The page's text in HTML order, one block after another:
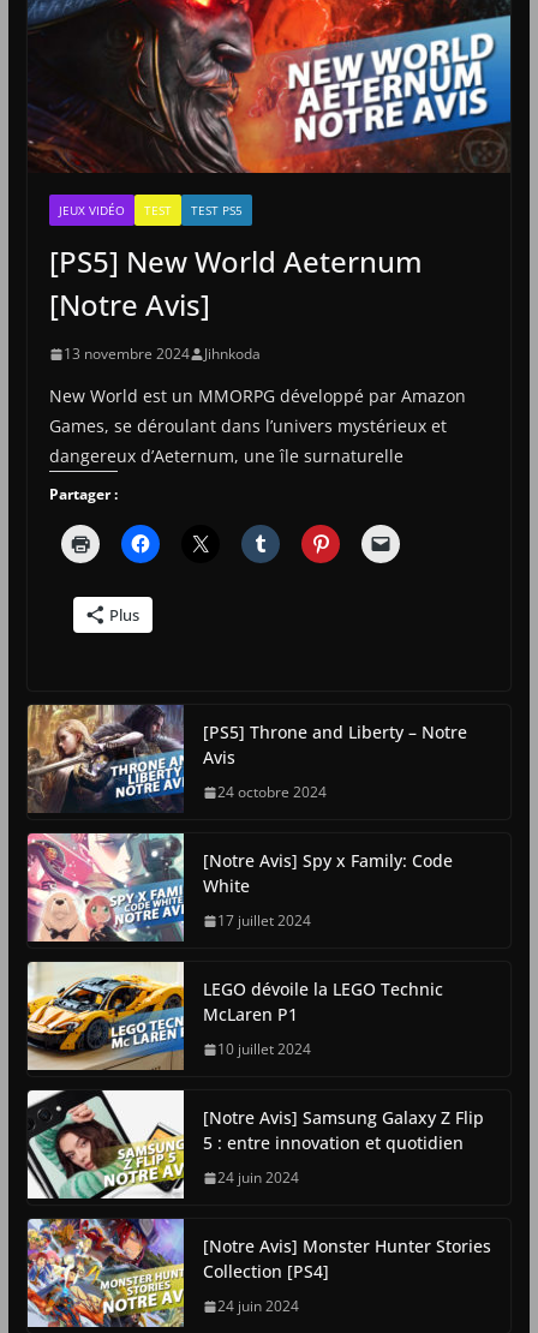
JEUX VIDÉO TEST TEST PS5
[PS5] New World Aeternum
[Notre Avis]
13 novembre 2024 Jihnkoda
New World est un MMORPG développé par Amazon
Games, se déroulant dans l’univers mystérieux et
dangereux d’Aeternum, une île surnaturelle
Partager :
Plus
[PS5] Throne and Liberty – Notre
Avis
24 octobre 2024
[Notre Avis] Spy x Family: Code
White
17 juillet 2024
LEGO dévoile la LEGO Technic
McLaren P1
10 juillet 2024
[Notre Avis] Samsung Galaxy Z Flip
5 : entre innovation et quotidien
24 juin 2024
[Notre Avis] Monster Hunter Stories
Collection [PS4]
24 juin 2024